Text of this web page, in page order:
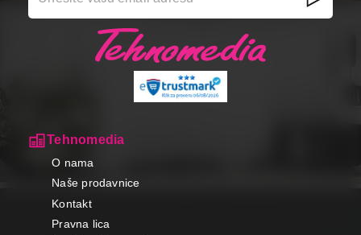
Tehnomedia
O nama
Naše prodavnice
Kontakt
Pravna lica